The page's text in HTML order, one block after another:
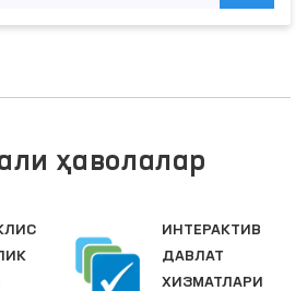
ҳаволалар
ИНТЕРАКТИВ
ДАВЛАТ
ХИЗМАТЛАРИ